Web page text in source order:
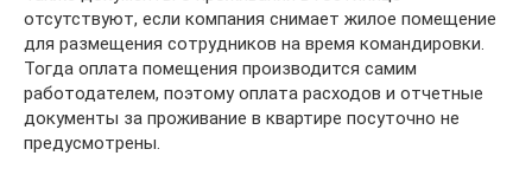
отсутствуют, если компания снимает жилое помещение
для размещения сотрудников на время командировки.
Тогда оплата помещения производится самим
работодателем, поэтому оплата расходов и отчетные
документы за проживание в квартире посуточно не
предусмотрены.